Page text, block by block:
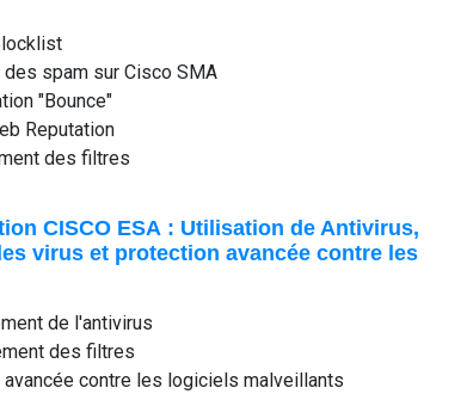
des spam sur Cisco SMA
"Bounce"
Reputation
des filtres
CISCO ESA : Utilisation de Antivirus,
virus et protection avancée contre les
de l'antivirus
des filtres
contre les logiciels malveillants